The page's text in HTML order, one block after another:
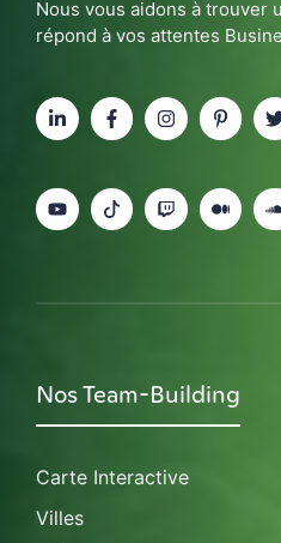
Nous vous aidons à trouver
répond à vos attentes
Nos Team-Building
Carte Interactive
Villes